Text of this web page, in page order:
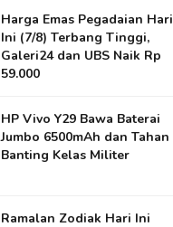
Harga Emas Pegadaian Hari
Ini (7/8) Terbang Tinggi,
Galeri24 dan UBS Naik Rp
59.000
HP Vivo Y29 Bawa Baterai
Jumbo 6500mAh dan Tahan
Banting Kelas Militer
Ramalan Zodiak Hari Ini